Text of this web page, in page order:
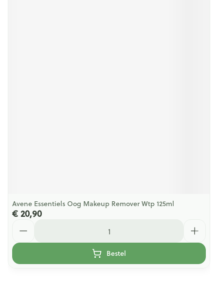
Avene Essentiels Oog Makeup Remover Wtp 125ml
€ 20,90
Bestel